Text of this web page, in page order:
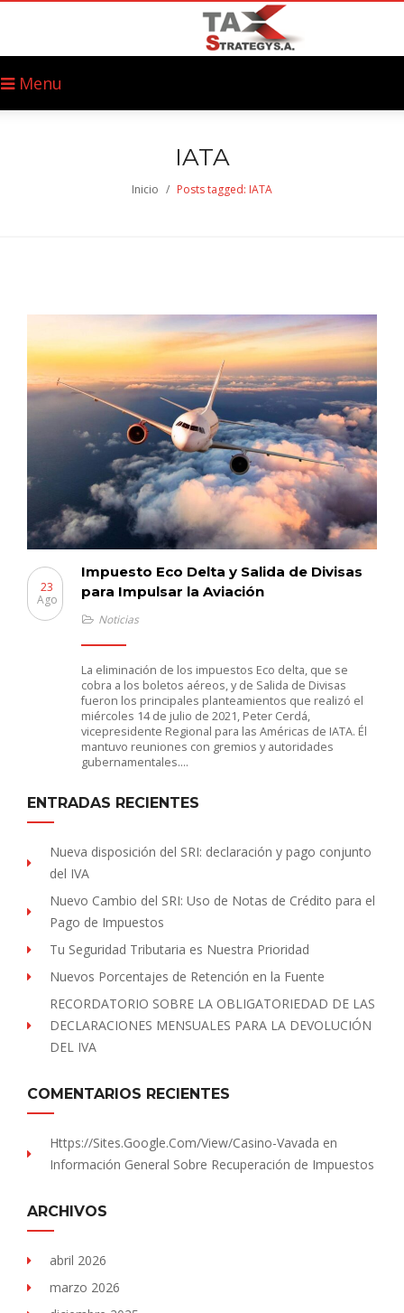
Menu
IATA
Inicio / Posts tagged: IATA
Impuesto Eco Delta y Salida de Divisas
para Impulsar la Aviación
23
Ago
Noticias
La eliminación de los impuestos Eco delta, que se
cobra a los boletos aéreos, y de Salida de Divisas
fueron los principales planteamientos que realizó el
miércoles 14 de julio de 2021, Peter Cerdá,
vicepresidente Regional para las Américas de IATA. Él
mantuvo reuniones con gremios y autoridades
gubernamentales….
ENTRADAS RECIENTES
Nueva disposición del SRI: declaración y pago conjunto
del IVA
Nuevo Cambio del SRI: Uso de Notas de Crédito para el
Pago de Impuestos
Tu Seguridad Tributaria es Nuestra Prioridad
Nuevos Porcentajes de Retención en la Fuente
RECORDATORIO SOBRE LA OBLIGATORIEDAD DE LAS
DECLARACIONES MENSUALES PARA LA DEVOLUCIÓN
DEL IVA
COMENTARIOS RECIENTES
Https://sites.Google.com/view/Casino-Vavada en
Información General Sobre Recuperación de Impuestos
ARCHIVOS
abril 2026
marzo 2026